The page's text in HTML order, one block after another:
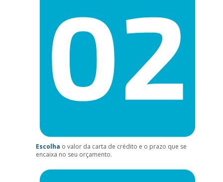
Escolha o valor da carta de crédito e o prazo que se
encaixa no seu orçamento.